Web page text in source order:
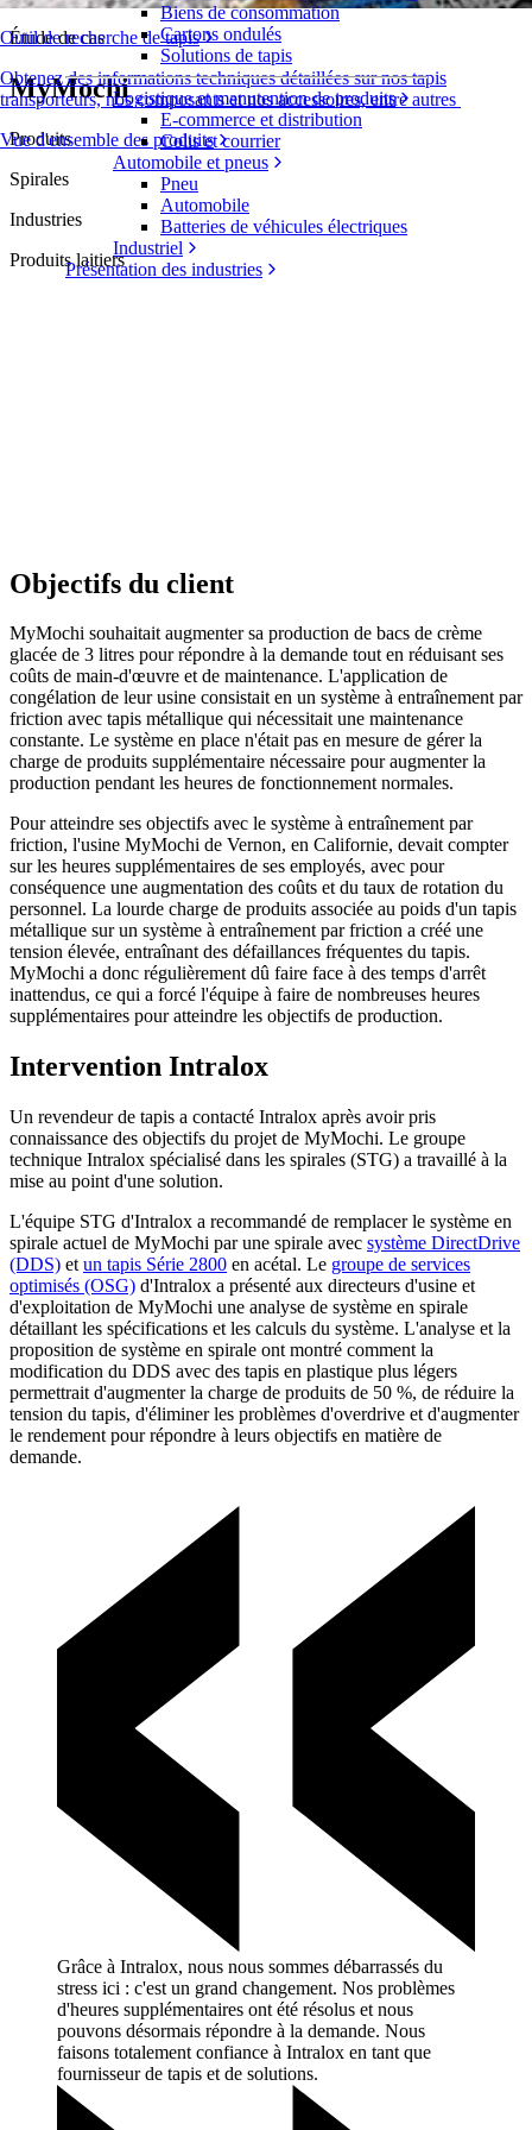
Outil de recherche de tapis
Obtenez des informations techniques détaillées sur nos tapis
transporteurs, nos composants et nos accessoires, entre autres
Vue d'ensemble des produits
Biens de consommation
Cartons ondulés
Solutions de tapis
Logistique et manutention de produits
E-commerce et distribution
Colis et courrier
Automobile et pneus
Pneu
Automobile
Batteries de véhicules électriques
Industriel
Présentation des industries
Étude de cas
MyMochi
Produits
Spirales
Industries
Produits laitiers
Objectifs du client
MyMochi souhaitait augmenter sa production de bacs de crème
glacée de 3 litres pour répondre à la demande tout en réduisant ses
coûts de main-d'œuvre et de maintenance. L'application de
congélation de leur usine consistait en un système à entraînement par
friction avec tapis métallique qui nécessitait une maintenance
constante. Le système en place n'était pas en mesure de gérer la
charge de produits supplémentaire nécessaire pour augmenter la
production pendant les heures de fonctionnement normales.
Pour atteindre ses objectifs avec le système à entraînement par
friction, l'usine MyMochi de Vernon, en Californie, devait compter
sur les heures supplémentaires de ses employés, avec pour
conséquence une augmentation des coûts et du taux de rotation du
personnel. La lourde charge de produits associée au poids d'un tapis
métallique sur un système à entraînement par friction a créé une
tension élevée, entraînant des défaillances fréquentes du tapis.
MyMochi a donc régulièrement dû faire face à des temps d'arrêt
inattendus, ce qui a forcé l'équipe à faire de nombreuses heures
supplémentaires pour atteindre les objectifs de production.
Intervention Intralox
Un revendeur de tapis a contacté Intralox après avoir pris
connaissance des objectifs du projet de MyMochi. Le groupe
technique Intralox spécialisé dans les spirales (STG) a travaillé à la
mise au point d'une solution.
L'équipe STG d'Intralox a recommandé de remplacer le système en
spirale actuel de MyMochi par une spirale avec système DirectDrive
(DDS) et un tapis Série 2800 en acétal. Le groupe de services
optimisés (OSG) d'Intralox a présenté aux directeurs d'usine et
d'exploitation de MyMochi une analyse de système en spirale
détaillant les spécifications et les calculs du système. L'analyse et la
proposition de système en spirale ont montré comment la
modification du DDS avec des tapis en plastique plus légers
permettrait d'augmenter la charge de produits de 50 %, de réduire la
tension du tapis, d'éliminer les problèmes d'overdrive et d'augmenter
le rendement pour répondre à leurs objectifs en matière de
demande.
Grâce à Intralox, nous nous sommes débarrassés du
stress ici : c'est un grand changement. Nos problèmes
d'heures supplémentaires ont été résolus et nous
pouvons désormais répondre à la demande. Nous
faisons totalement confiance à Intralox en tant que
fournisseur de tapis et de solutions.